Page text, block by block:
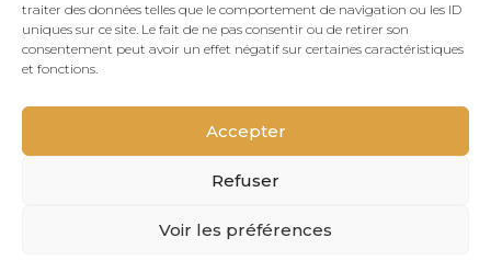
traiter des données telles que le comportement de navigation ou les ID
uniques sur ce site. Le fait de ne pas consentir ou de retirer son
consentement peut avoir un effet négatif sur certaines caractéristiques
et fonctions.
Accepter
Refuser
Voir les préférences
ACTUALITÉS
CONTACT